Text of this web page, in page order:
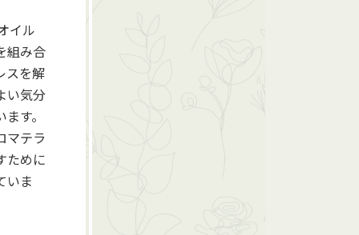
イル
組み合
スを解
い気分
す。
マテラ
ために
いま